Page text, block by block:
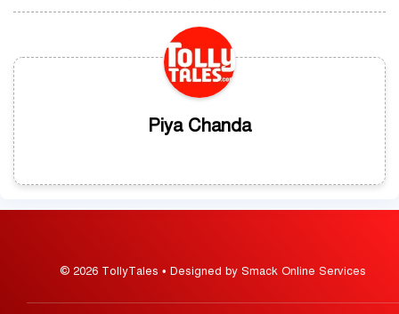
Piya Chanda
© 2026 TollyTales • Designed by Smack Online Services